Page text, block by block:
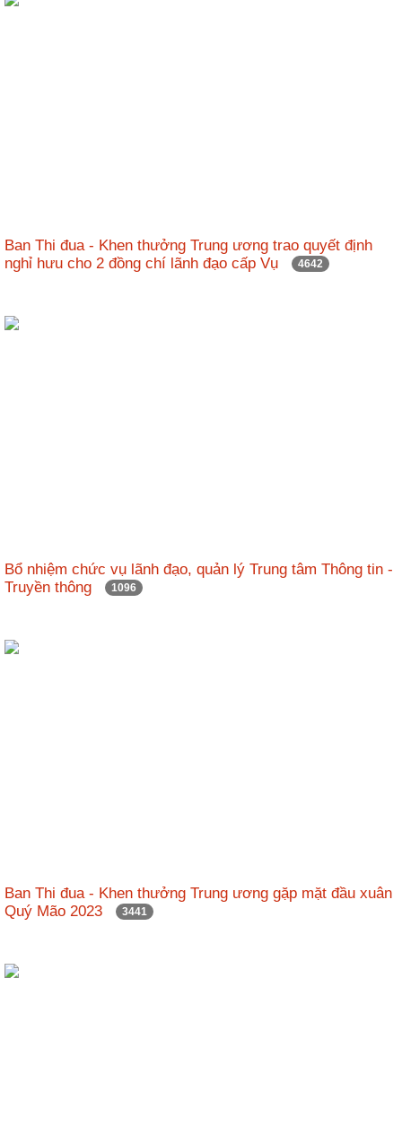
Ban Thi đua - Khen thưởng Trung ương trao quyết định
nghỉ hưu cho 2 đồng chí lãnh đạo cấp Vụ
4642
Bổ nhiệm chức vụ lãnh đạo, quản lý Trung tâm Thông tin -
Truyền thông
1096
Ban Thi đua - Khen thưởng Trung ương gặp mặt đầu xuân
Quý Mão 2023
3441